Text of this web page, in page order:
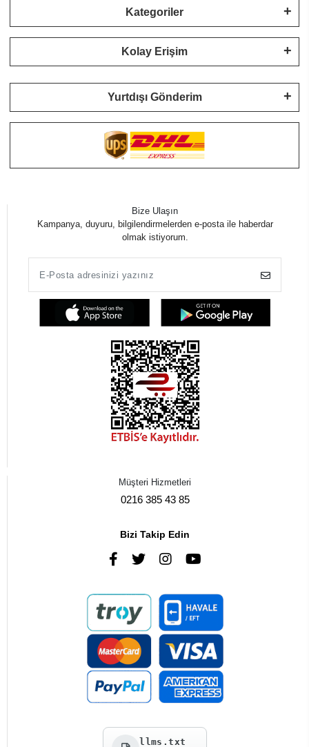
Kategoriler
Kolay Erişim
Yurtdışı Gönderim
Bize Ulaşın
Kampanya, duyuru, bilgilendirmelerden e-posta ile haberdar
olmak istiyorum.
Müşteri Hizmetleri
0216 385 43 85
Bizi Takip Edin
llms.txt